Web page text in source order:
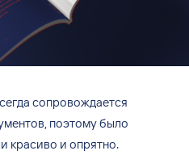
сопровождается
поэтому было
красиво и опрятно.